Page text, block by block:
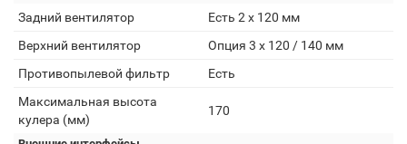
Задний вентилятор
Есть 2 х 120 мм
Верхний вентилятор
Опция 3 х 120 / 140 мм
Противопылевой фильтр
Есть
Максимальная высота
кулера (мм)
170